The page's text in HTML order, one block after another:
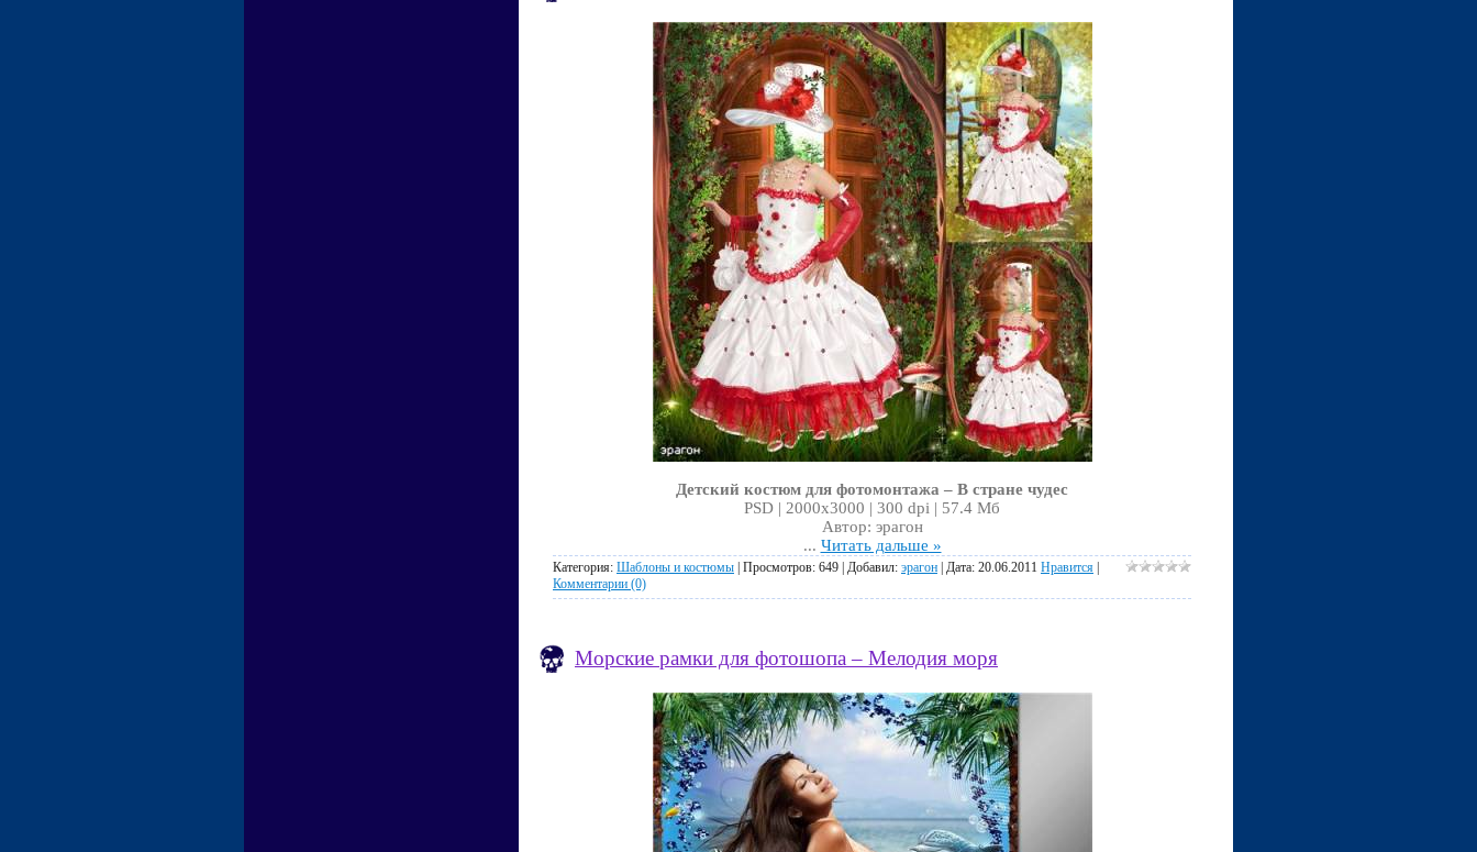
Детский костюм для фотомонтажа – В стране чудес
PSD | 2000x3000 | 300 dpi | 57.4 Мб
Автор: эрагон
... Читать дальше »
Категория: Шаблоны и костюмы | Просмотров: 649 | Добавил: эрагон | Дата: 20.06.2011 Нравится |
Комментарии (0)
Морские рамки для фотошопа – Мелодия моря